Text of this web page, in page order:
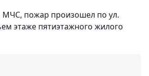
пожар произошел по ул.
этаже пятиэтажного жилого